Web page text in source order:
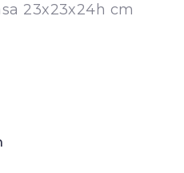
23x23x24h cm